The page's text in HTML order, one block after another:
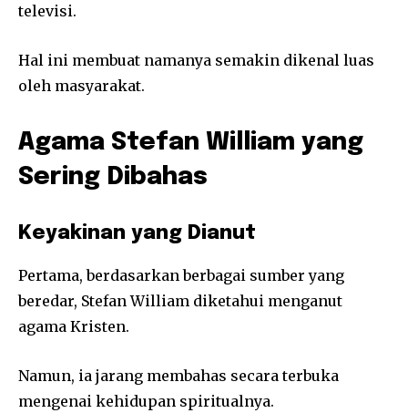
televisi.
Hal ini membuat namanya semakin dikenal luas
oleh masyarakat.
Agama Stefan William yang
Sering Dibahas
Keyakinan yang Dianut
Pertama, berdasarkan berbagai sumber yang
beredar, Stefan William diketahui menganut
agama Kristen.
Namun, ia jarang membahas secara terbuka
mengenai kehidupan spiritualnya.